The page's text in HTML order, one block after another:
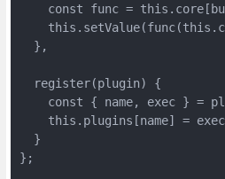
const func =
  },
  register(plugin) {
const { name, exec } =
this.plugins[name] =
  }
};